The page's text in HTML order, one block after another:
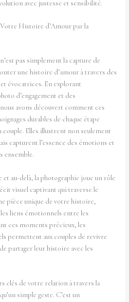
avec justesse et sensibilité.
Histoire d’Amour par la
pas simplement la capture de
une histoire d’amour à travers des
évocatrices. En explorant
d’engagement et des
avons découvert comment ces
durables de chaque étape
couple. Elles illustrent non seulement
capturent l’essence des émotions et
ensemble.
et au-delà, la photographie joue un rôle
visuel captivant qui traverse le
pièce unique de votre histoire,
liens émotionnels entre les
ces moments précieux, les
permettent aux couples de revivre
partager leur histoire avec les
clés de votre relation à travers la
simple geste. C’est un